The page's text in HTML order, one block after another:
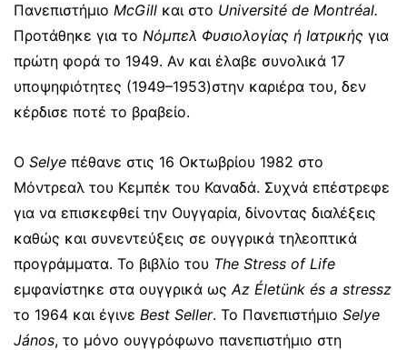
Πανεπιστήμιο McGill και στο Université de Montréal.
Προτάθηκε για το Νόμπελ Φυσιολογίας ή Ιατρικής για
πρώτη φορά το 1949. Αν και έλαβε συνολικά 17
υποψηφιότητες (1949–1953)στην καριέρα του, δεν
κέρδισε ποτέ το βραβείο.
Ο Selye πέθανε στις 16 Οκτωβρίου 1982 στο
Μόντρεαλ του Κεμπέκ του Καναδά. Συχνά επέστρεφε
για να επισκεφθεί την Ουγγαρία, δίνοντας διαλέξεις
καθώς και συνεντεύξεις σε ουγγρικά τηλεοπτικά
προγράμματα. Το βιβλίο του The Stress of Life
εμφανίστηκε στα ουγγρικά ωςAz Életünk és a stressz
το 1964 και έγινε Best Seller. Το Πανεπιστήμιο Selye
János, το μόνο ουγγρόφωνο πανεπιστήμιο στη